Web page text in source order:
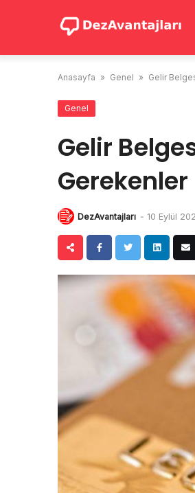
Anasayfa » Genel » Gelir
Genel
Gelir
Gerekenler
DezAvantajları - 10 Eylül